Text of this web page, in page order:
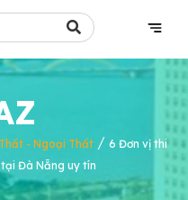
- Ngoại Thất / 6 Đơn vị thi
Đà Nẵng uy tín